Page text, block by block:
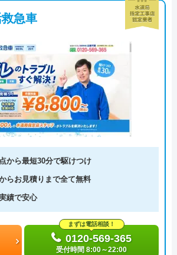
急車
から最短30分で駆けつけ
らお見積りまで全て無料
績で安心
まずは電話相談！
0120-569-365
受付時間 8:00～22:00